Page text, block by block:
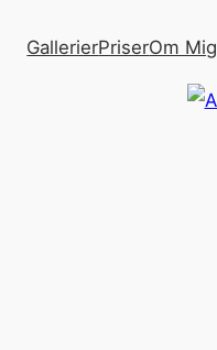
GallerierPriserOm Mig